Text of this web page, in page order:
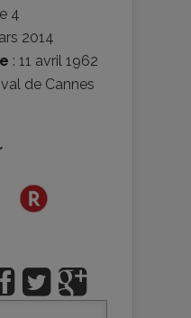
4
2014
: 11 avril 1962
de Cannes